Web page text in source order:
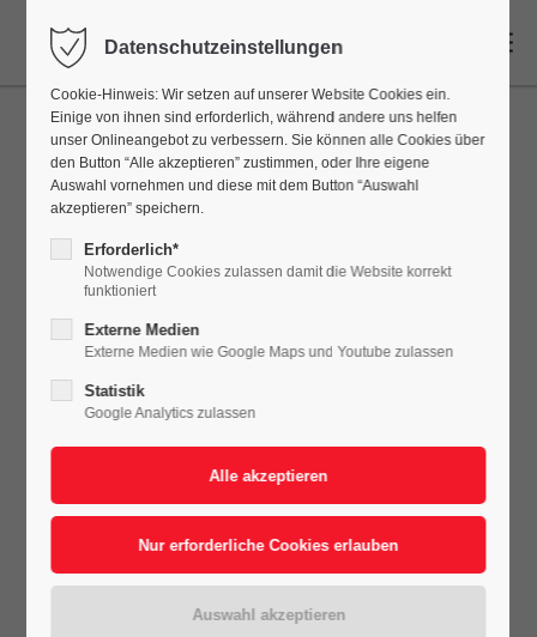
Datenschutzeinstellungen
Cookie-Hinweis: Wir setzen auf unserer Website Cookies ein.
Einige von ihnen sind erforderlich, während andere uns helfen
unser Onlineangebot zu verbessern. Sie können alle Cookies über
den Button “Alle akzeptieren” zustimmen, oder Ihre eigene
Auswahl vornehmen und diese mit dem Button “Auswahl
akzeptieren” speichern.
Erforderlich*
Notwendige Cookies zulassen damit die Website korrekt
funktioniert
Externe Medien
Externe Medien wie Google Maps und Youtube zulassen
Statistik
Google Analytics zulassen